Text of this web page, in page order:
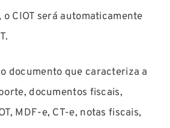
CIOT será automaticamente
documento que caracteriza a
documentos fiscais,
MDF-e, CT-e, notas fiscais,